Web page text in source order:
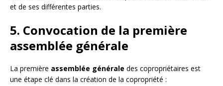
et de ses différentes parties.
5. Convocation de la première
assemblée générale
La première assemblée générale des copropriétaires est
une étape clé dans la création de la copropriété :